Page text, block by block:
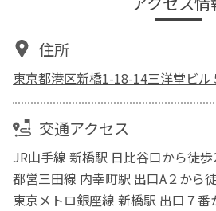
住所
東京都港区新橋1-18-14三洋堂ビル
交通アクセス
JR山手線 新橋駅 日比谷口から徒
都営三田線 内幸町駅 出口A２から
東京メトロ銀座線 新橋駅 出口７